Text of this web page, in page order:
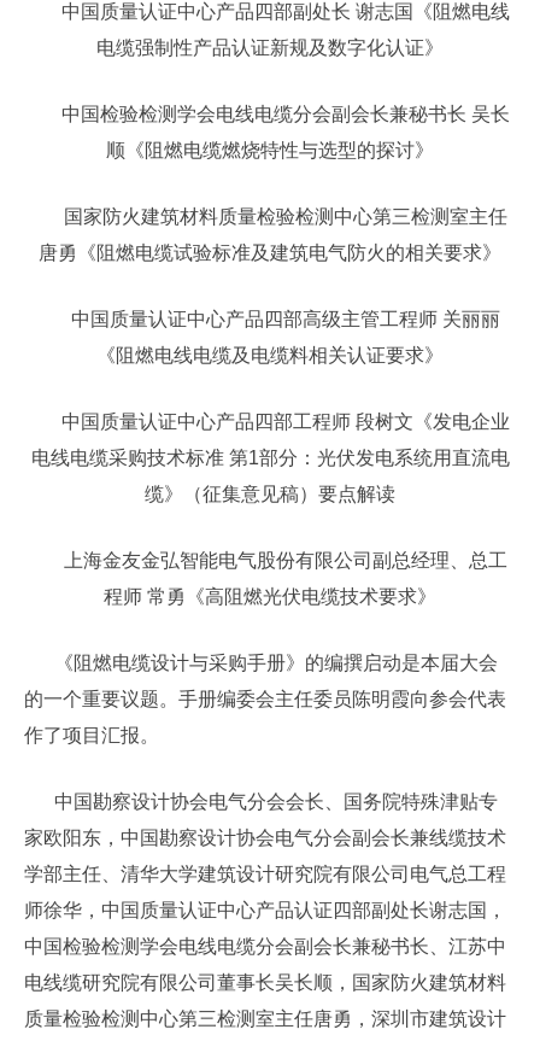
中国质量认证中心产品四部副处长 谢志国《阻燃电线
电缆强制性产品认证新规及数字化认证》
中国检验检测学会电线电缆分会副会长兼秘书长 吴长
顺《阻燃电缆燃烧特性与选型的探讨》
国家防火建筑材料质量检验检测中心第三检测室主任
唐勇《阻燃电缆试验标准及建筑电气防火的相关要求》
中国质量认证中心产品四部高级主管工程师 关丽丽
《阻燃电线电缆及电缆料相关认证要求》
中国质量认证中心产品四部工程师 段树文《发电企业
电线电缆采购技术标准 第1部分：光伏发电系统用直流电
缆》（征集意见稿）要点解读
上海金友金弘智能电气股份有限公司副总经理、总工
程师 常勇《高阻燃光伏电缆技术要求》
《阻燃电缆设计与采购手册》的编撰启动是本届大会
的一个重要议题。手册编委会主任委员陈明霞向参会代表
作了项目汇报。
中国勘察设计协会电气分会会长、国务院特殊津贴专
家欧阳东，中国勘察设计协会电气分会副会长兼线缆技术
学部主任、清华大学建筑设计研究院有限公司电气总工程
师徐华，中国质量认证中心产品认证四部副处长谢志国，
中国检验检测学会电线电缆分会副会长兼秘书长、江苏中
电线缆研究院有限公司董事长吴长顺，国家防火建筑材料
质量检验检测中心第三检测室主任唐勇，深圳市建筑设计